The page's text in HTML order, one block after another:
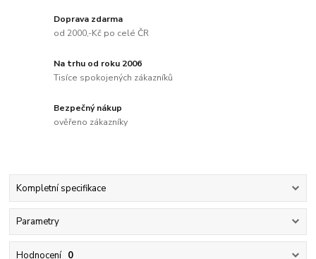
Doprava zdarma
od 2000,-Kč po celé ČR
Na trhu od roku 2006
Tisíce spokojených zákazníků
Bezpečný nákup
ověřeno zákazníky
Kompletní specifikace
Parametry
Hodnocení 0